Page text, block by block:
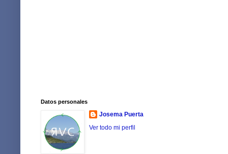
Datos personales
Josema Puerta
Ver todo mi perfil